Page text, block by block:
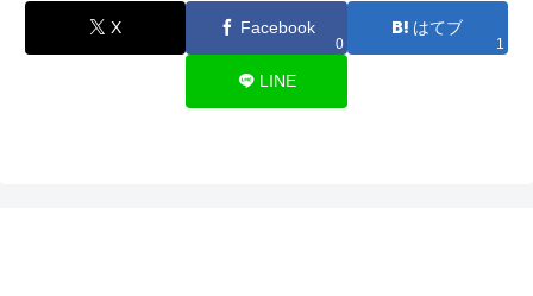
X Facebook
0
はてブ
1
LINE